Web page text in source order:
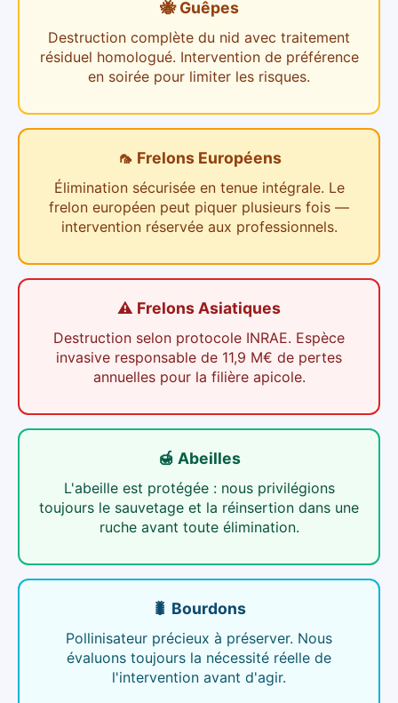
🐝 Guêpes
Destruction complète du nid avec traitement
résiduel homologué. Intervention de préférence
en soirée pour limiter les risques.
🦟 Frelons Européens
Élimination sécurisée en tenue intégrale. Le
frelon européen peut piquer plusieurs fois —
intervention réservée aux professionnels.
⚠️ Frelons Asiatiques
Destruction selon protocole INRAE. Espèce
invasive responsable de 11,9 M€ de pertes
annuelles pour la filière apicole.
🍯 Abeilles
L'abeille est protégée : nous privilégions
toujours le sauvetage et la réinsertion dans une
ruche avant toute élimination.
🐛 Bourdons
Pollinisateur précieux à préserver. Nous
évaluons toujours la nécessité réelle de
l'intervention avant d'agir.